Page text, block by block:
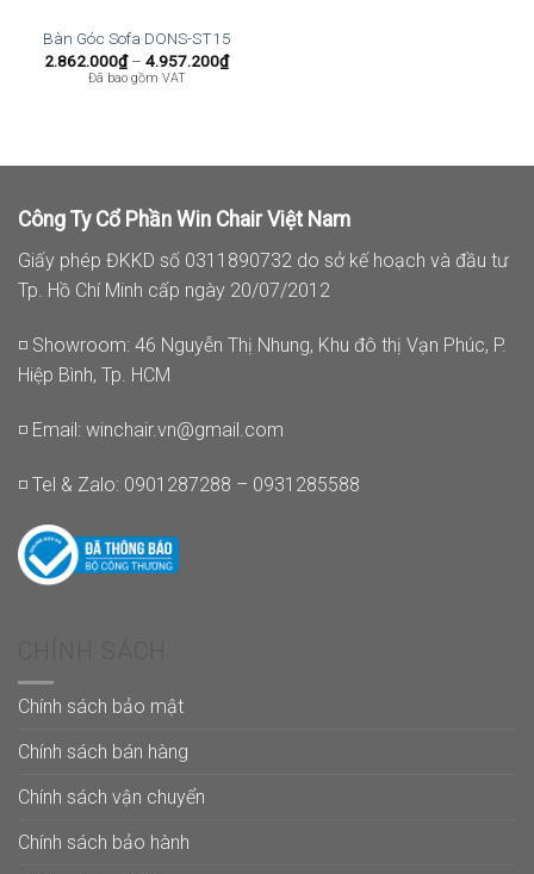
Bàn Góc Sofa DONS-ST15
2.862.000₫ – 4.957.200₫Khoảng
giá:
Đã bao gồm VAT
Công Ty Cổ Phần Win Chair Việt Nam
Giấy phép ĐKKD số 0311890732 do sở kế hoạch và đầu tư
Tp. Hồ Chí Minh cấp ngày 20/07/2012
◽ Showroom: 46 Nguyễn Thị Nhung, Khu đô thị Vạn Phúc, P.
Hiệp Bình, Tp. HCM
◽ Email: winchair.vn@gmail.com
◽ Tel & Zalo: 0901287288 – 0931285588
Chính sách bảo mật
Chính sách bán hàng
Chính sách vận chuyển
Chính sách bảo hành